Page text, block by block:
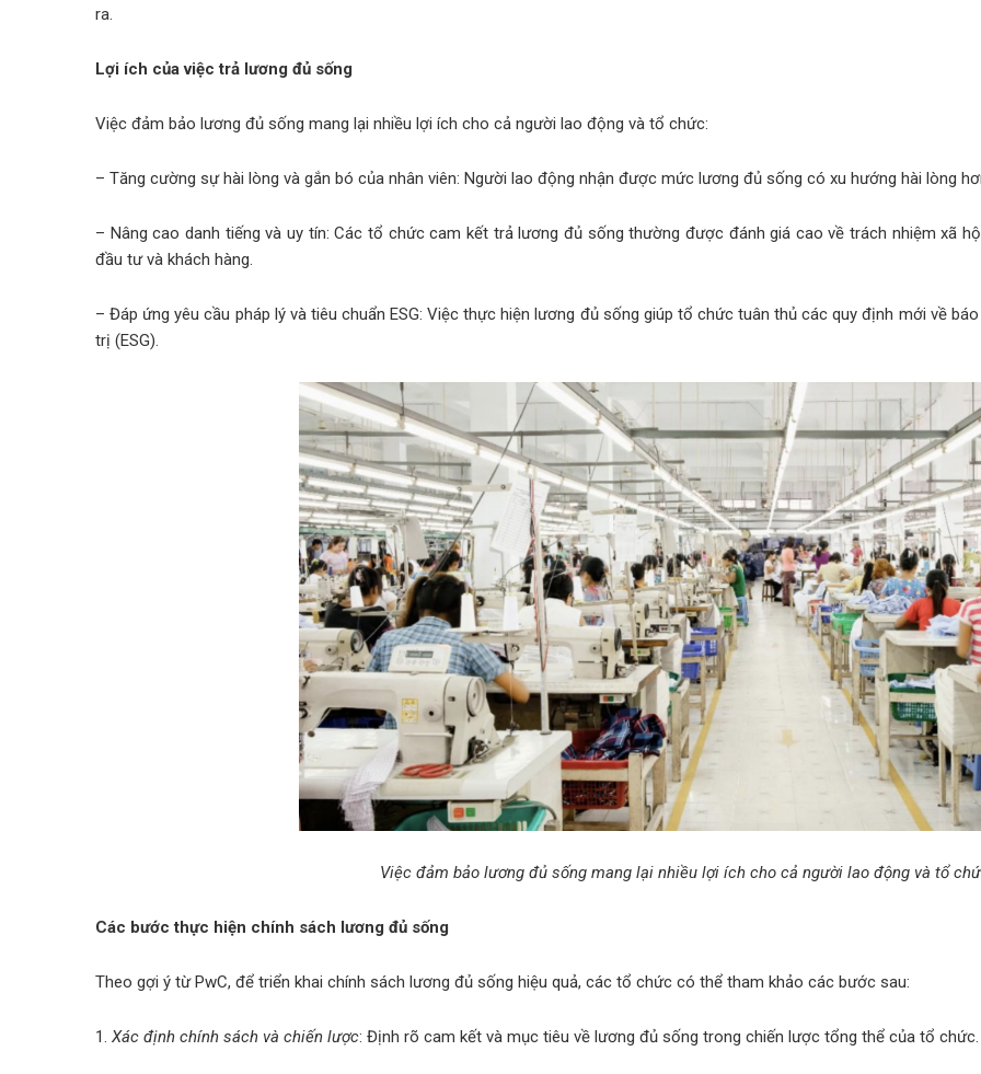
ra.
Lợi ích của việc trả lương đủ sống
Việc đảm bảo lương đủ sống mang lại nhiều lợi ích cho cả người lao động và tổ chức:
– Tăng cường sự hài lòng và gắn bó của nhân viên: Người lao động nhận được mức lương đủ sống có xu hướng hài lòng
– Nâng cao danh tiếng và uy tín: Các tổ chức cam kết trả lương đủ sống thường được đánh giá cao về trách nhiệm xã
đầu tư và khách hàng.
– Đáp ứng yêu cầu pháp lý và tiêu chuẩn ESG: Việc thực hiện lương đủ sống giúp tổ chức tuân thủ các quy định mới về
trị (ESG).
Việc đảm bảo lương đủ sống mang lại nhiều lợi ích cho cả người lao động và tổ
Các bước thực hiện chính sách lương đủ sống
Theo gợi ý từ PwC, để triển khai chính sách lương đủ sống hiệu quả, các tổ chức có thể tham khảo các bước sau:
1. Xác định chính sách và chiến lược: Định rõ cam kết và mục tiêu về lương đủ sống trong chiến lược tổng thể của tổ chức.